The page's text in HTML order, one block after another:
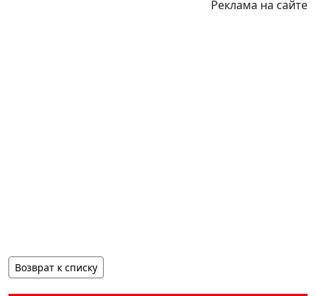
Реклама на сайте
Возврат к списку